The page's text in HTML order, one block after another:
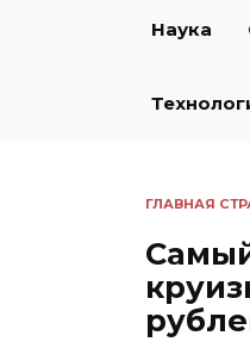
Наука
ГЛАВНАЯ